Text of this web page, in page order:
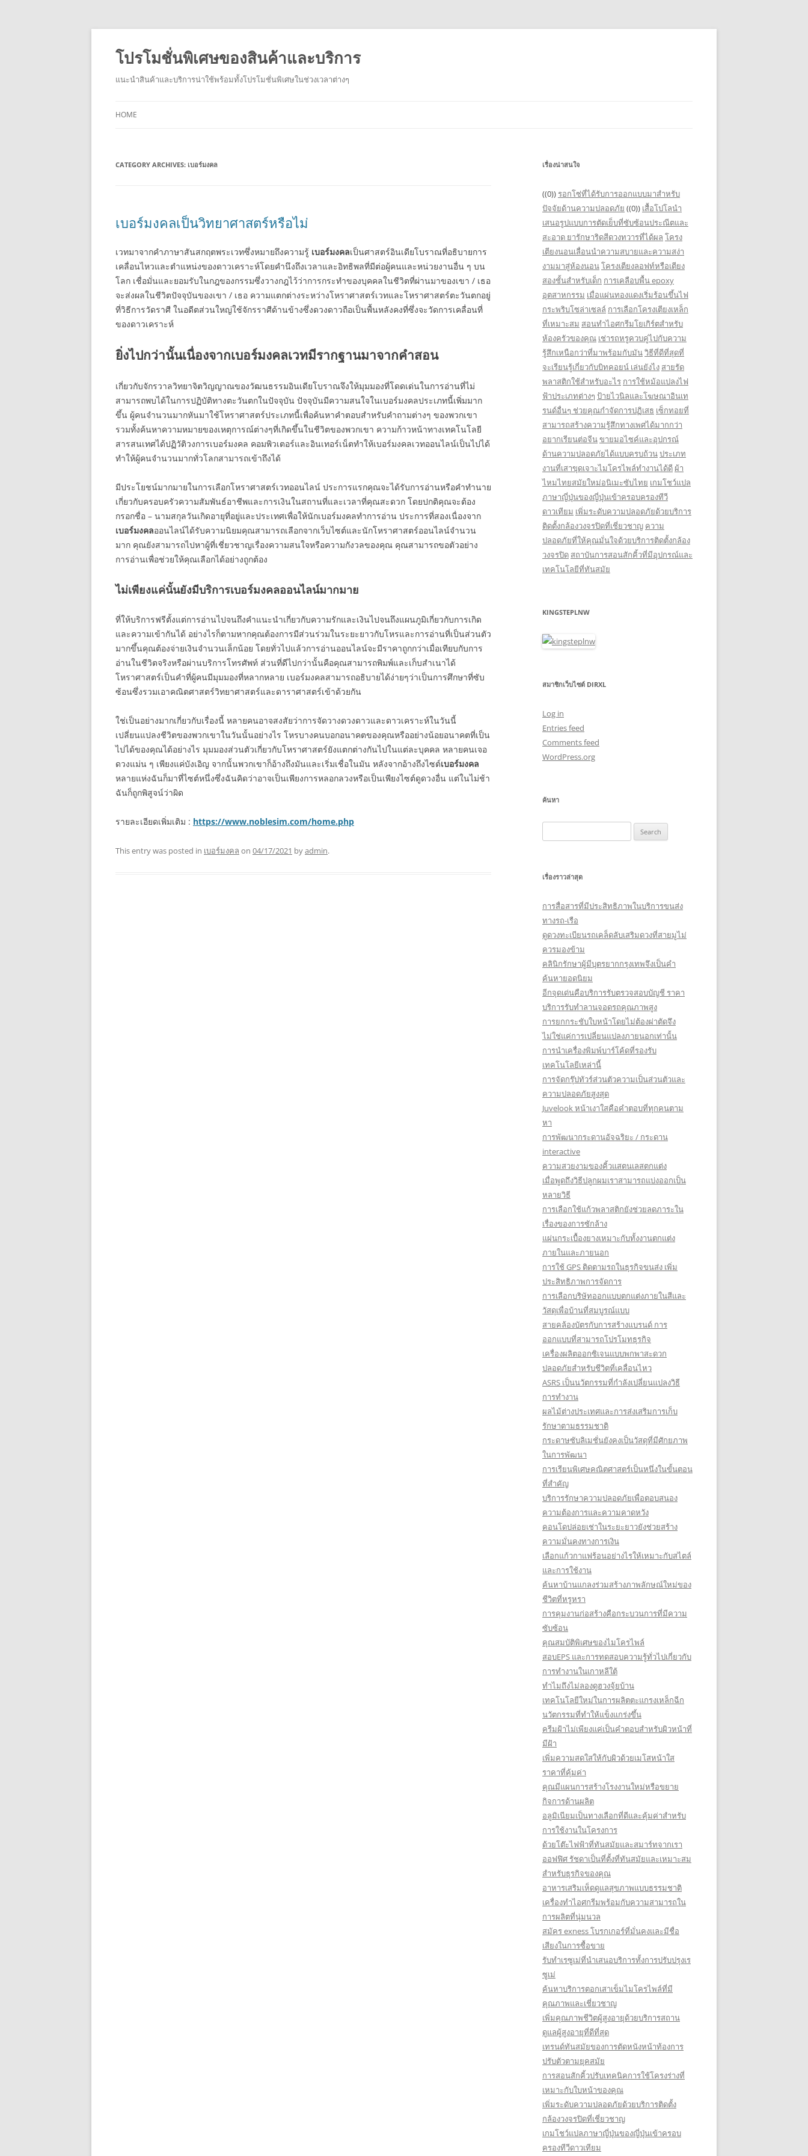
โปรโมชั่นพิเศษของสินค้าและบริการ
แนะนำสินค้าและบริการน่าใช้พร้อมทั้งโปรโมชั่นพิเศษในช่วงเวลาต่างๆ
HOME
CATEGORY ARCHIVES: เบอร์มงคล
เบอร์มงคลเป็นวิทยาศาสตร์หรือไม่
เวทมาจากคำภาษาสันสกฤตพระเวทซึ่งหมายถึงความรู้ เบอร์มงคลเป็นศาสตร์อินเดียโบราณที่อธิบายการ
เคลื่อนไหวและตำแหน่งของดาวเคราะห์โดยคำนึงถึงเวลาและอิทธิพลที่มีต่อผู้คนและหน่วยงานอื่น ๆ บน
โลก เชื่อมั่นและยอมรับในกฎของกรรมซึ่งวางกฎไว้ว่าการกระทำของบุคคลในชีวิตที่ผ่านมาของเขา / เธอ
จะส่งผลในชีวิตปัจจุบันของเขา / เธอ ความแตกต่างระหว่างโหราศาสตร์เวทและโหราศาสตร์ตะวันตกอยู่
ที่วิธีการวัดราศี ในอดีตส่วนใหญ่ใช้จักรราศีด้านข้างซึ่งดวงดาวถือเป็นพื้นหลังคงที่ซึ่งจะวัดการเคลื่อนที่
ของดาวเคราะห์
ยิ่งไปกว่านั้นเนื่องจากเบอร์มงคลเวทมีรากฐานมาจากคำสอน
เกี่ยวกับจักรวาลวิทยาจิตวิญญาณของวัฒนธรรมอินเดียโบราณจึงให้มุมมองที่โดดเด่นในการอ่านที่ไม่
สามารถพบได้ในการปฏิบัติทางตะวันตกในปัจจุบัน ปัจจุบันมีความสนใจในเบอร์มงคลประเภทนี้เพิ่มมาก
ขึ้น ผู้คนจำนวนมากหันมาใช้โหราศาสตร์ประเภทนี้เพื่อค้นหาคำตอบสำหรับคำถามต่างๆ ของพวกเขา
รวมทั้งค้นหาความหมายของเหตุการณ์ต่างๆที่เกิดขึ้นในชีวิตของพวกเขา ความก้าวหน้าทางเทคโนโลยี
สารสนเทศได้ปฏิวัติวงการเบอร์มงคล คอมพิวเตอร์และอินเทอร์เน็ตทำให้เบอร์มงคลเวทออนไลน์เป็นไปได้
ทำให้ผู้คนจำนวนมากทั่วโลกสามารถเข้าถึงได้
มีประโยชน์มากมายในการเลือกโหราศาสตร์เวทออนไลน์ ประการแรกคุณจะได้รับการอ่านหรือคำทำนาย
เกี่ยวกับครอบครัวความสัมพันธ์อาชีพและการเงินในสถานที่และเวลาที่คุณสะดวก โดยปกติคุณจะต้อง
กรอกชื่อ – นามสกุลวันเกิดอายุที่อยู่และประเทศเพื่อให้นักเบอร์มงคลทำการอ่าน ประการที่สองเนื่องจาก
เบอร์มงคลออนไลน์ได้รับความนิยมคุณสามารถเลือกจากเว็บไซต์และนักโหราศาสตร์ออนไลน์จำนวน
มาก คุณยังสามารถไปหาผู้ที่เชี่ยวชาญเรื่องความสนใจหรือความกังวลของคุณ คุณสามารถขอตัวอย่าง
การอ่านเพื่อช่วยให้คุณเลือกได้อย่างถูกต้อง
ไม่เพียงแค่นั้นยังมีบริการเบอร์มงคลออนไลน์มากมาย
ที่ให้บริการฟรีตั้งแต่การอ่านไปจนถึงคำแนะนำเกี่ยวกับความรักและเงินไปจนถึงแผนภูมิเกี่ยวกับการเกิด
และความเข้ากันได้ อย่างไรก็ตามหากคุณต้องการมีส่วนร่วมในระยะยาวกับโหรและการอ่านที่เป็นส่วนตัว
มากขึ้นคุณต้องจ่ายเงินจำนวนเล็กน้อย โดยทั่วไปแล้วการอ่านออนไลน์จะมีราคาถูกกว่าเมื่อเทียบกับการ
อ่านในชีวิตจริงหรือผ่านบริการโทรศัพท์ ส่วนที่ดีไปกว่านั้นคือคุณสามารถพิมพ์และเก็บสำเนาได้
โหราศาสตร์เป็นคำที่ผู้คนมีมุมมองที่หลากหลาย เบอร์มงคลสามารถอธิบายได้ง่ายๆว่าเป็นการศึกษาที่ซับ
ซ้อนซึ่งรวมเอาคณิตศาสตร์วิทยาศาสตร์และดาราศาสตร์เข้าด้วยกัน
ใช่เป็นอย่างมากเกี่ยวกับเรื่องนี้ หลายคนอาจสงสัยว่าการจัดวางดวงดาวและดาวเคราะห์ในวันนี้
เปลี่ยนแปลงชีวิตของพวกเขาในวันนั้นอย่างไร โหรบางคนบอกอนาคตของคุณหรืออย่างน้อยอนาคตที่เป็น
ไปได้ของคุณได้อย่างไร มุมมองส่วนตัวเกี่ยวกับโหราศาสตร์ยังแตกต่างกันไปในแต่ละบุคคล หลายคนเจอ
ดวงแม่น ๆ เพียงแค่บังเอิญ จากนั้นพวกเขาก็อ้างถึงมันและเริ่มเชื่อในมัน หลังจากอ้างถึงไซต์เบอร์มงคล
หลายแห่งฉันก็มาที่ไซต์หนึ่งซึ่งฉันคิดว่าอาจเป็นเพียงการหลอกลวงหรือเป็นเพียงไซต์ดูดวงอื่น แต่ในไม่ช้า
ฉันก็ถูกพิสูจน์ว่าผิด
รายละเอียดเพิ่มเติม : https://www.noblesim.com/home.php
This entry was posted in เบอร์มงคล on 04/17/2021 byadmin.
เรื่องน่าสนใจ
((0)) รอกโซ่ที่ได้รับการออกแบบมาสำหรับ
ปัจจัยด้านความปลอดภัย ((0)) เสื้อโปโลนำ
เสนอรูปแบบการตัดเย็บที่ซับซ้อนประณีตและ
สะอาด ยารักษาริดสีดวงทวารที่ได้ผล โครง
เตียงนอนเลื่อนนำความสบายและความสง่า
งามมาสู่ห้องนอนโครงเตียงลอฟท์หรือเตียง
สองชั้นสำหรับเด็ก การเคลือบพื้น epoxy
อุตสาหกรรม เมื่อแผ่นทองแดงเริ่มร้อนขึ้นไฟ
กระพริบโซล่าเซลล์ การเลือกโครงเตียงเหล็ก
ที่เหมาะสม สอนทำไอศกรีมโยเกิร์ตสำหรับ
ห้องครัวของคุณ เช่ารถหรูควบคู่ไปกับความ
รู้สึกเหนือกว่าที่มาพร้อมกับมันวิธีที่ดีที่สุดที่
จะเรียนรู้เกี่ยวกับบิทคอยน์ เล่นยังไง สายรัด
พลาสติกใช้สำหรับอะไร การใช้หม้อแปลงไฟ
ฟ้าประเภทต่างๆ ป้ายไวนิลและโฆษณาอินเท
รนด์อื่นๆ ช่วยคุณกำจัดการปฏิเสธ เซ็กทอยที่
สามารถสร้างความรู้สึกทางเพศได้มากกว่า
อยากเรียนต่อจีนขายมอไซค์และอุปกรณ์
ด้านความปลอดภัยได้แบบครบถ้วนประเภท
งานที่เสาขุดเจาะไมโครไพล์ทำงานได้ดี ผ้า
ไหมไทยสมัยใหม่อนิเมะซับไทย เกมโชว์แปล
ภาษาญี่ปุ่นของญี่ปุ่นเข้าครอบครองทีวี
ดาวเทียม เพิ่มระดับความปลอดภัยด้วยบริการ
ติดตั้งกล้องวงจรปิดที่เชี่ยวชาญ ความ
ปลอดภัยที่ให้คุณมั่นใจด้วยบริการติดตั้งกล้อง
วงจรปิด สถาบันการสอนสักคิ้วที่มีอุปกรณ์และ
เทคโนโลยีที่ทันสมัย
KINGSTEPLNW
สมาชิกเว็บไซต์ DIRXL
Log in
Entries feed
Comments feed
WordPress.org
ค้นหา
for:
เรื่องราวล่าสุด
การสื่อสารที่มีประสิทธิภาพในบริการขนส่ง
ทางรถ-เรือ
ดูดวงทะเบียนรถเคล็ดลับเสริมดวงที่สายมูไม่
ควรมองข้าม
คลินิกรักษาผู้มีบุตรยากกรุงเทพจึงเป็นคำ
ค้นหายอดนิยม
อีกจุดเด่นคือบริการรับตรวจสอบบัญชี ราคา
บริการรับทำลานจอดรถคุณภาพสูง
การยกกระชับใบหน้าโดยไม่ต้องผ่าตัดจึง
ไม่ใช่แค่การเปลี่ยนแปลงภายนอกเท่านั้น
การนำเครื่องพิมพ์บาร์โค้ดที่รองรับ
เทคโนโลยีเหล่านี้
การจัดกรุ๊ปทัวร์ส่วนตัวความเป็นส่วนตัวและ
ความปลอดภัยสูงสุด
Juvelook หน้าเงาใสคือคำตอบที่ทุกคนตาม
หา
การพัฒนากระดานอัจฉริยะ / กระดาน
interactive
ความสวยงามของคิ้วแสตนเลสตกแต่ง
เมื่อพูดถึงวิธีปลูกผมเราสามารถแบ่งออกเป็น
หลายวิธี
การเลือกใช้แก้วพลาสติกยังช่วยลดภาระใน
เรื่องของการซักล้าง
แผ่นกระเบื้องยางเหมาะกับทั้งงานตกแต่ง
ภายในและภายนอก
การใช้ GPS ติดตามรถในธุรกิจขนส่ง เพิ่ม
ประสิทธิภาพการจัดการ
การเลือกบริษัทออกแบบตกแต่งภายในสีและ
วัสดุเพื่อบ้านที่สมบูรณ์แบบ
สายคล้องบัตรกับการสร้างแบรนด์ การ
ออกแบบที่สามารถโปรโมทธุรกิจ
เครื่องผลิตออกซิเจนแบบพกพาสะดวก
ปลอดภัยสำหรับชีวิตที่เคลื่อนไหว
ASRS เป็นนวัตกรรมที่กำลังเปลี่ยนแปลงวิธี
การทำงาน
ผลไม้ต่างประเทศและการส่งเสริมการเก็บ
รักษาตามธรรมชาติ
กระดาษซับลิเมชั่นยังคงเป็นวัสดุที่มีศักยภาพ
ในการพัฒนา
การเรียนพิเศษคณิตศาสตร์เป็นหนึ่งในขั้นตอน
ที่สำคัญ
บริการรักษาความปลอดภัยเพื่อตอบสนอง
ความต้องการและความคาดหวัง
คอนโดปล่อยเช่าในระยะยาวยังช่วยสร้าง
ความมั่นคงทางการเงิน
เลือกแก้วกาแฟร้อนอย่างไรให้เหมาะกับสไตล์
และการใช้งาน
ค้นหาบ้านแกลงร่วมสร้างภาพลักษณ์ใหม่ของ
ชีวิตที่หรูหรา
การคุมงานก่อสร้างคือกระบวนการที่มีความ
ซับซ้อน
คุณสมบัติพิเศษของไมโครไพล์
สอบEPS และการทดสอบความรู้ทั่วไปเกี่ยวกับ
การทำงานในเกาหลีใต้
ทำไมถึงไม่ลองดูฮวงจุ้ยบ้าน
เทคโนโลยีใหม่ในการผลิตตะแกรงเหล็กฉีก
นวัตกรรมที่ทำให้แข็งแกร่งขึ้น
ครีมฝ้าไม่เพียงแค่เป็นคำตอบสำหรับผิวหน้าที่
มีฝ้า
เพิ่มความสดใสให้กับผิวด้วยเมโสหน้าใส
ราคาที่คุ้มค่า
คุณมีแผนการสร้างโรงงานใหม่หรือขยาย
กิจการด้านผลิต
อลูมิเนียมเป็นทางเลือกที่ดีและคุ้มค่าสำหรับ
การใช้งานในโครงการ
ด้วยโต๊ะไฟฟ้าที่ทันสมัยและสมาร์ทจากเรา
ออฟฟิศ รัชดาเป็นที่ตั้งที่ทันสมัยและเหมาะสม
สำหรับธุรกิจของคุณ
อาหารเสริมเห็ดดูแลสุขภาพแบบธรรมชาติ
เครื่องทำไอศกรีมพร้อมกับความสามารถใน
การผลิตที่นุ่มนวล
สมัคร exness โบรกเกอร์ที่มั่นคงและมีชื่อ
เสียงในการซื้อขาย
รับทำเรซูเม่ที่นำเสนอบริการทั้งการปรับปรุงเร
ซูเม่
ค้นหาบริการตอกเสาเข็มไมโครไพล์ที่มี
คุณภาพและเชี่ยวชาญ
เพิ่มคุณภาพชีวิตผู้สูงอายุด้วยบริการสถาน
ดูแลผู้สูงอายุที่ดีที่สุด
เทรนด์ทันสมัยของการตัดหนังหน้าท้องการ
ปรับตัวตามยุคสมัย
การสอนสักคิ้วปรับเทคนิคการใช้โครงร่างที่
เหมาะกับใบหน้าของคุณ
เพิ่มระดับความปลอดภัยด้วยบริการติดตั้ง
กล้องวงจรปิดที่เชี่ยวชาญ
เกมโชว์แปลภาษาญี่ปุ่นของญี่ปุ่นเข้าครอบ
ครองทีวีดาวเทียม